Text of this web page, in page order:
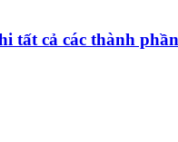
tất cả các thành